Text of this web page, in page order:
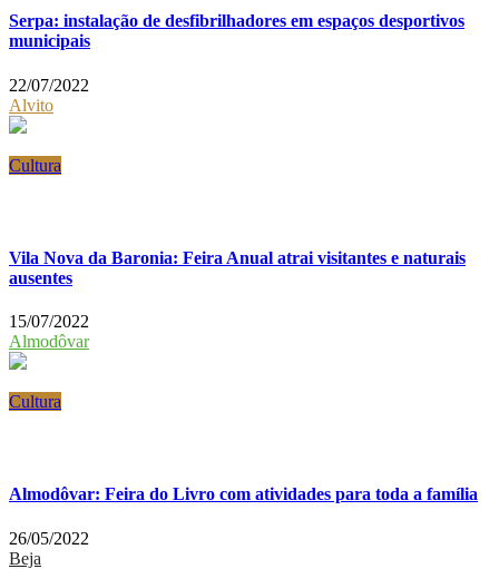
Serpa: instalação de desfibrilhadores em espaços desportivos
municipais
22/07/2022
Alvito
Cultura
Vila Nova da Baronia: Feira Anual atrai visitantes e naturais
ausentes
15/07/2022
Almodôvar
Cultura
Almodôvar: Feira do Livro com atividades para toda a família
26/05/2022
Beja